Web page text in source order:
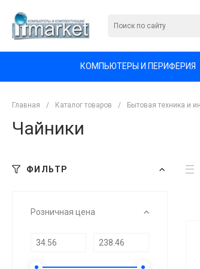
КОМПЬЮТЕРЫ И ПЕРИФЕРИЯ
Главная / Каталог товаров / Бытовая техника и
Чайники
ФИЛЬТР
Розничная цена